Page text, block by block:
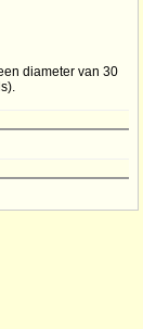
diameter van 30